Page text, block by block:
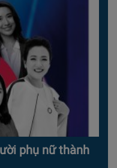
phụ nữ thành